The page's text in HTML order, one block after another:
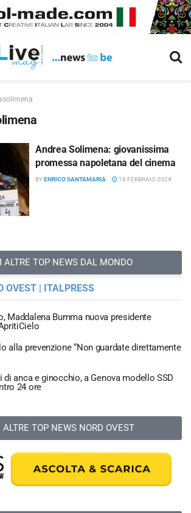
Andrea Solimena: giovanissima
promessa napoletana del cinema
BYENRICO SANTAMARIA 16 FEBBRAIO 2024
ALTRE TOP NEWS DAL MONDO
OVEST | ITALPRESS
Maddalena Bumma nuova presidente
alla prevenzione “Non guardate direttamente
di anca e ginocchio, a Genova modello SSD
24 ore
ALTRE TOP NEWS NORD OVEST